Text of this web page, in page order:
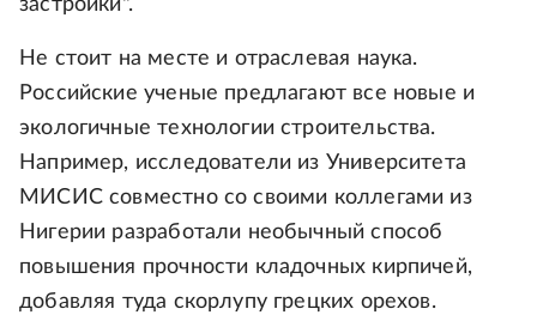
застройки".
Не стоит на месте и отраслевая наука.
Российские ученые предлагают все новые и
экологичные технологии строительства.
Например, исследователи из Университета
МИСИС совместно со своими коллегами из
Нигерии разработали необычный способ
повышения прочности кладочных кирпичей,
добавляя туда скорлупу грецких орехов.